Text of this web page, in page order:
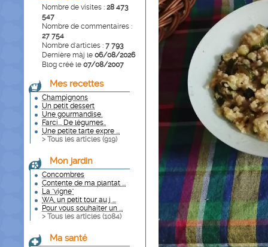
Nombre de visites : 28 473
547
Nombre de commentaires :
27 754
Nombre d'articles : 7 793
Dernière màj le 06/08/2026
Blog créé le 07/08/2007
Mes recettes
Champignons
Un petit dessert
Une gourmandise.
Farci... De légumes..
Une petite tarte expre ...
> Tous les articles (919)
Mon jardin
Concombres
Contente de ma plantat ...
La "vigne"
WA, un petit tour au j ...
Pour vous souhaiter un ...
> Tous les articles (1084)
Ma santé